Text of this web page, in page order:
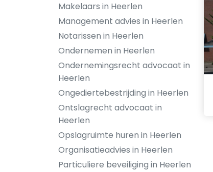
Makelaars in Heerlen
Management advies in Heerlen
Notarissen in Heerlen
Ondernemen in Heerlen
Ondernemingsrecht advocaat in
Heerlen
Ongediertebestrijding in Heerlen
Ontslagrecht advocaat in
Heerlen
Opslagruimte huren in Heerlen
Organisatieadvies in Heerlen
Particuliere beveiliging in Heerlen